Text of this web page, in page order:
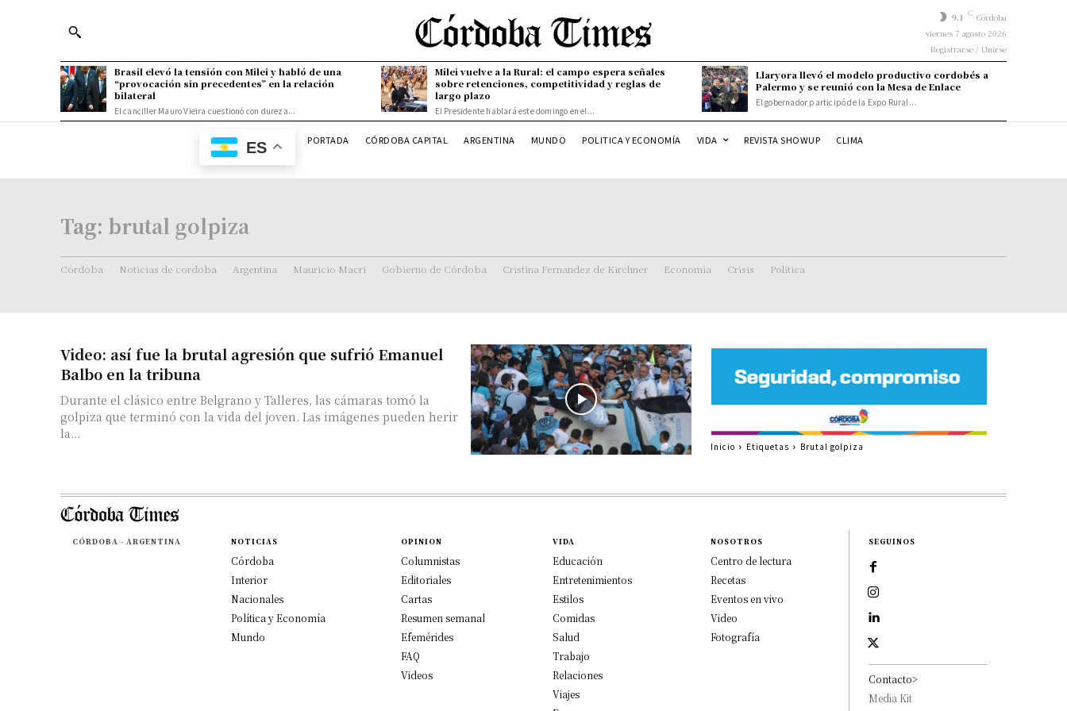
9.1 C Córdoba
viernes 7 agosto 2026
Registrarse / Unirse
Brasil elevó la tensión con Milei y habló de una
“provocación sin precedentes” en la relación
bilateral
El canciller Mauro Vieira cuestionó con dureza...
Milei vuelve a la Rural: el campo espera señales
sobre retenciones, competitividad y reglas de
largo plazo
El Presidente hablará este domingo en el...
Llaryora llevó el modelo productivo cordobés a
Palermo y se reunió con la Mesa de Enlace
El gobernador participó de la Expo Rural...
ES PORTADA CÓRDOBA CAPITAL ARGENTINA MUNDO POLITICA Y ECONOMÍA VIDA REVISTA SHOWUP CLIMA
Tag: brutal golpiza
Córdoba Noticias de cordoba Argentina Mauricio Macri Gobierno de Córdoba Cristina Fernandez de Kirchner Economía Crisis Politica
Video: así fue la brutal agresión que sufrió Emanuel
Balbo en la tribuna
Durante el clásico entre Belgrano y Talleres, las cámaras tomó la
golpiza que terminó con la vida del joven. Las imágenes pueden herir
la...
Inicio Etiquetas Brutal golpiza
CÓRDOBA - ARGENTINA NOTICIAS
Córdoba
Interior
Nacionales
Política y Economía
Mundo
OPINION
Columnistas
Editoriales
Cartas
Resumen semanal
Efemérides
FAQ
Videos
VIDA
Educación
Entretenimientos
Estilos
Comidas
Salud
Trabajo
Relaciones
Viajes
NOSOTROS
Centro de lectura
Recetas
Eventos en vivo
Video
Fotografía
SEGUINOS
Contacto>
Media Kit